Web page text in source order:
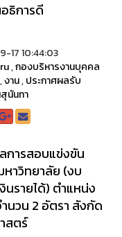
ธิการดี
17 10:44:03
,กองบริหารงานบุคคล
งาน,ประกาศผลรับ
นันทา
การสอบแข่งขัน
าวิทยาลัย (งบ
นรายได้) ตำแหน่ง
นวน 2 อัตรา สังกัด
สตร์